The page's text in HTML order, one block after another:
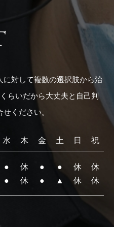
に対して複数の選択肢から治
らいだから大丈夫と自己判
ください。
水 木 金 土 日 祝
● 休 ● ● 休
休
● 休 ● ▲ 休 休